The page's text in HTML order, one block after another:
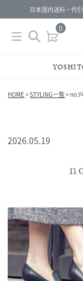
日本国内送料・代
HOME>STYLING一覧>
2026.05.19